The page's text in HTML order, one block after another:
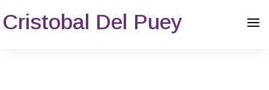
Cristobal Del Puey